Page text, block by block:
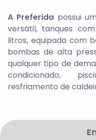
A Preferida possui
versátil, tanques
litros, equipada com
bombas de alta
qualquer tipo de
condicionado,
resfriamento de